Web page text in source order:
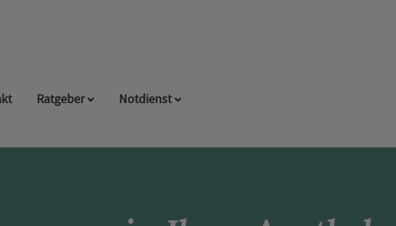
Ratgeber Notdienst